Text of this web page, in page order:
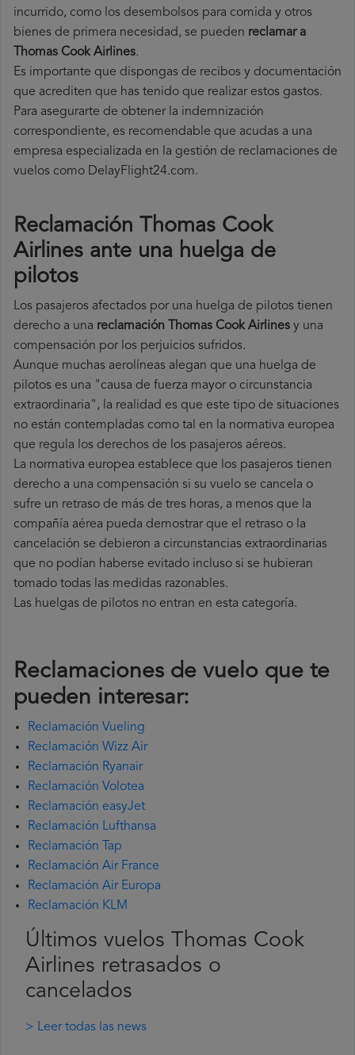
incurrido, como los desembolsos para comida y otros
bienes de primera necesidad, se pueden reclamar a
Thomas Cook Airlines.
Es importante que dispongas de recibos y documentación
que acrediten que has tenido que realizar estos gastos.
Para asegurarte de obtener la indemnización
correspondiente, es recomendable que acudas a una
empresa especializada en la gestión de reclamaciones de
vuelos como DelayFlight24.com.
Reclamación Thomas Cook
Airlines ante una huelga de
pilotos
Los pasajeros afectados por una huelga de pilotos tienen
derecho a una reclamación Thomas Cook Airlines y una
compensación por los perjuicios sufridos.
Aunque muchas aerolíneas alegan que una huelga de
pilotos es una "causa de fuerza mayor o circunstancia
extraordinaria", la realidad es que este tipo de situaciones
no están contempladas como tal en la normativa europea
que regula los derechos de los pasajeros aéreos.
La normativa europea establece que los pasajeros tienen
derecho a una compensación si su vuelo se cancela o
sufre un retraso de más de tres horas, a menos que la
compañía aérea pueda demostrar que el retraso o la
cancelación se debieron a circunstancias extraordinarias
que no podían haberse evitado incluso si se hubieran
tomado todas las medidas razonables.
Las huelgas de pilotos no entran en esta categoría.
Reclamaciones de vuelo que te
pueden interesar:
Reclamación Vueling
Reclamación Wizz Air
Reclamación Ryanair
Reclamación Volotea
Reclamación easyJet
Reclamación Lufthansa
Reclamación Tap
Reclamación Air France
Reclamación Air Europa
Reclamación KLM
Últimos vuelos Thomas Cook
Airlines retrasados o
cancelados
> Leer todas las news